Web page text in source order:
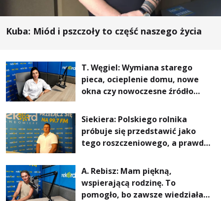
Kuba: Miód i pszczoły to część naszego życia
T. Węgiel: Wymiana starego
pieca, ocieplenie domu, nowe
okna czy nowoczesne źródło
rachunki za energię, lepszy
komfort życia i... czystsze
powietrze
Siekiera: Polskiego rolnika
próbuje się przedstawić jako
tego roszczeniowego, a prawda
A. Rebisz: Mam piękną,
wspierającą rodzinę. To
pomogło, bo zawsze wiedziałam,